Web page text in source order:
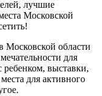
лучшие
Московской
области
для
ребенком, выставки,
для активного